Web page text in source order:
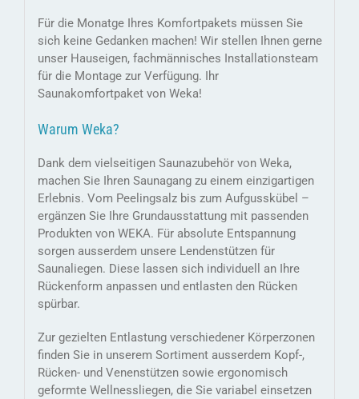
Für die Monatge Ihres Komfortpakets müssen Sie
sich keine Gedanken machen! Wir stellen Ihnen gerne
unser Hauseigen, fachmännisches Installationsteam
für die Montage zur Verfügung. Ihr
Saunakomfortpaket von Weka!
Warum Weka?
Dank dem vielseitigen Saunazubehör von Weka,
machen Sie Ihren Saunagang zu einem einzigartigen
Erlebnis. Vom Peelingsalz bis zum Aufgusskübel –
ergänzen Sie Ihre Grundausstattung mit passenden
Produkten von WEKA. Für absolute Entspannung
sorgen ausserdem unsere Lendenstützen für
Saunaliegen. Diese lassen sich individuell an Ihre
Rückenform anpassen und entlasten den Rücken
spürbar.
Zur gezielten Entlastung verschiedener Körperzonen
finden Sie in unserem Sortiment ausserdem Kopf-,
Rücken- und Venenstützen sowie ergonomisch
geformte Wellnessliegen, die Sie variabel einsetzen